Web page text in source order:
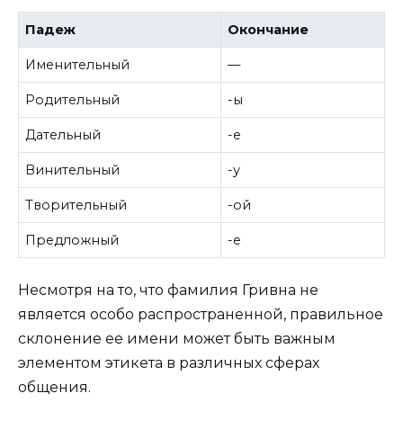
Падеж Окончание
Именительный —
Родительный -ы
Дательный -е
Винительный -у
Творительный -ой
Предложный -е
Несмотря на то, что фамилия Гривна не
является особо распространенной, правильное
склонение ее имени может быть важным
элементом этикета в различных сферах
общения.